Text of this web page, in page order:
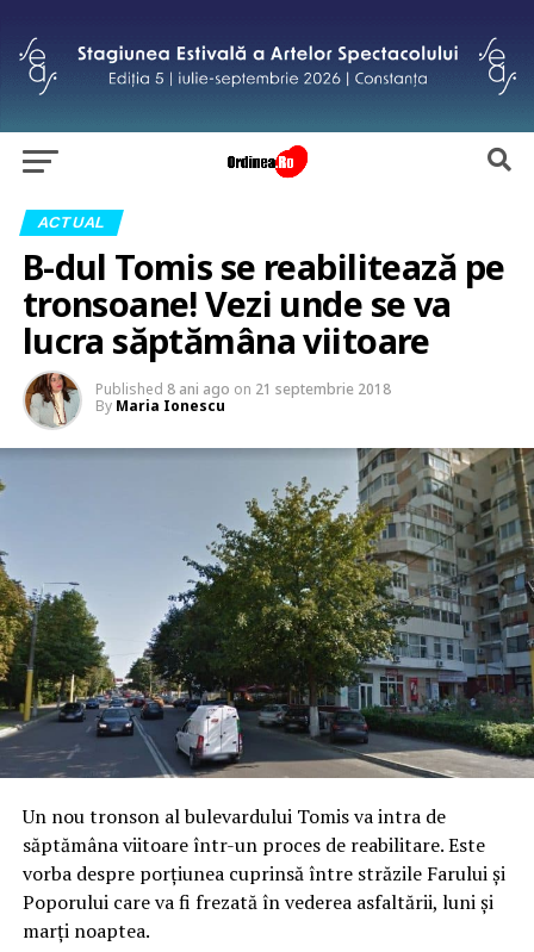
ACTUAL
B-dul Tomis se reabilitează pe
tronsoane! Vezi unde se va
lucra săptămâna viitoare
Published 8 ani ago on 21 septembrie 2018
By Maria Ionescu
Un nou tronson al bulevardului Tomis va intra de
săptămâna viitoare într-un proces de reabilitare. Este
vorba despre porțiunea cuprinsă între străzile Farului și
Poporului care va fi frezată în vederea asfaltării, luni și
marți noaptea.